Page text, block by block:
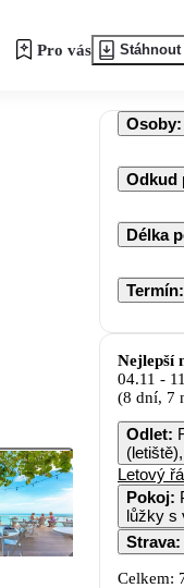
Pro vás
Osoby:
Odkud
Délka
Termín:
Nejlepší
04.11 -
(8 dní, 7
Odlet:
Letový
Pokoj:
lůžky s
Strava:
Celkem: